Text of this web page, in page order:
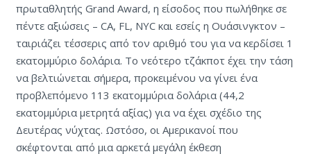
πρωταθλητής Grand Award, η είσοδος που πωλήθηκε σε
πέντε αξιώσεις – CA, FL, NYC και εσείς η Ουάσινγκτον –
ταιριάζει τέσσερις από τον αριθμό του για να κερδίσει 1
εκατομμύριο δολάρια. Το νεότερο τζάκποτ έχει την τάση
να βελτιώνεται σήμερα, προκειμένου να γίνει ένα
προβλεπόμενο 113 εκατομμύρια δολάρια (44,2
εκατομμύρια μετρητά αξίας) για να έχει σχέδιο της
Δευτέρας νύχτας. Ωστόσο, οι Αμερικανοί που
σκέφτονται από μια αρκετά μεγάλη έκθεση